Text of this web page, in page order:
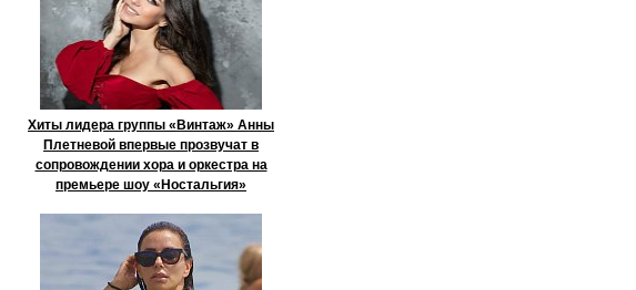
Хиты лидера группы «Винтаж» Анны
Плетневой впервые прозвучат в
сопровождении хора и оркестра на
премьере шоу «Ностальгия»